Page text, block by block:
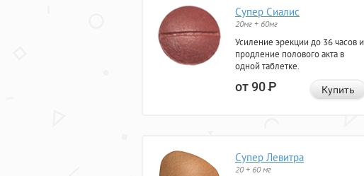
Супер Сиалис
20мг + 60мг
Усиление эрекции до 36 часов и
продление полового акта в
одной таблетке.
от 90Р Купить
Супер Левитра
20 + 60 мг